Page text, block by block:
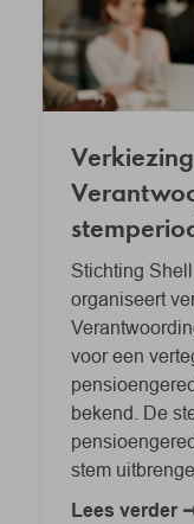
Verkiezing
Stichting
organiseert
voor een
bekend. De
stem
Lees verder